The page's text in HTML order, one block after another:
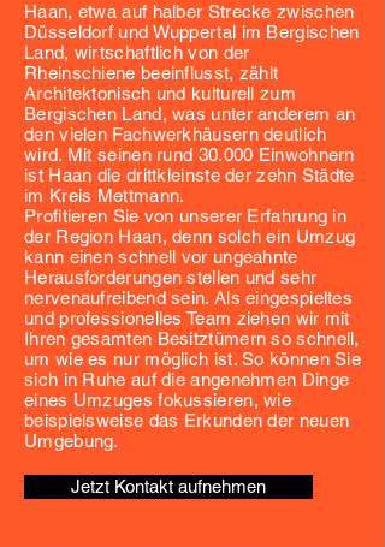
Haan, etwa auf halber Strecke zwischen
Düsseldorf und Wuppertal im Bergischen
Land, wirtschaftlich von der
Rheinschiene beeinflusst, zählt
Architektonisch und kulturell zum
Bergischen Land, was unter anderem an
den vielen Fachwerkhäusern deutlich
wird. Mit seinen rund 30.000 Einwohnern
ist Haan die drittkleinste der zehn Städte
im Kreis Mettmann.
Profitieren Sie von unserer Erfahrung in
der Region Haan, denn solch ein Umzug
kann einen schnell vor ungeahnte
Herausforderungen stellen und sehr
nervenaufreibend sein. Als eingespieltes
und professionelles Team ziehen wir mit
Ihren gesamten Besitztümern so schnell,
um wie es nur möglich ist. So können Sie
sich in Ruhe auf die angenehmen Dinge
eines Umzuges fokussieren, wie
beispielsweise das Erkunden der neuen
Umgebung.
Jetzt Kontakt aufnehmen